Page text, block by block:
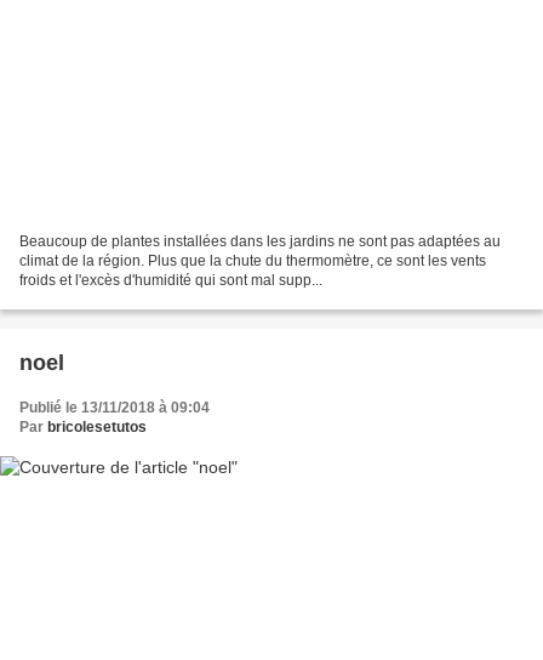
Beaucoup de plantes installées dans les jardins ne sont pas adaptées au
climat de la région. Plus que la chute du thermomètre, ce sont les vents
froids et l'excès d'humidité qui sont mal supp...
noel
Publié le 13/11/2018 à 09:04
Par bricolesetutos